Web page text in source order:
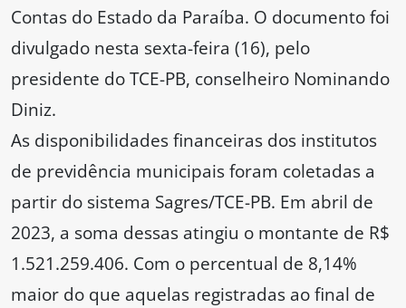
Contas do Estado da Paraíba. O documento foi
divulgado nesta sexta-feira (16), pelo
presidente do TCE-PB, conselheiro Nominando
Diniz.
As disponibilidades financeiras dos institutos
de previdência municipais foram coletadas a
partir do sistema Sagres/TCE-PB. Em abril de
2023, a soma dessas atingiu o montante de R$
1.521.259.406. Com o percentual de 8,14%
maior do que aquelas registradas ao final de